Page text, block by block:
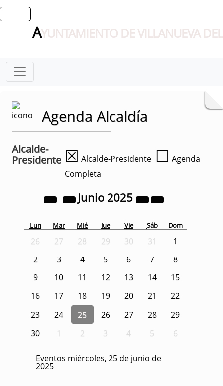
AYUNTAMIENTO DE VILLANUEVA
Agenda Alcaldía
Alcalde-
Presidente ☒ Alcalde-Presidente ☐ Agenda
Completa
Junio 2025
Lun Mar Mié Jue Vie Sáb Dom
26 27 28 29 30 31
1
2
3 4 5 6 7
8
9
10 11 12 13 14
15
16
17 18 19 20 21
22
23
24 25 26 27 28
29
30
1 2 3 4 5 6
Eventos miércoles, 25 de junio de
2025